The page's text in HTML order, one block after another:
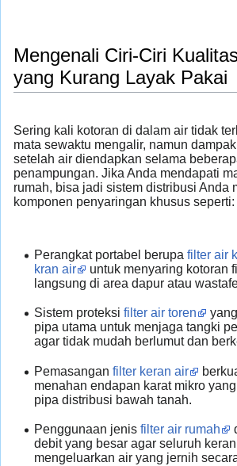
Mengenali Ciri-Ciri
yang Kurang Layak Pakai
Sering kali kotoran di dalam air tidak
mata sewaktu mengalir, namun
setelah air diendapkan selama
penampungan. Jika Anda mendapati
rumah, bisa jadi sistem distribusi Anda
komponen penyaringan khusus seperti:
Perangkat portabel berupa filter air
kran air
untuk menyaring kotoran
langsung di area dapur atau
Sistem proteksi filter air toren
pipa utama untuk menjaga tangki
agar tidak mudah berlumut dan
Pemasangan filter keran air
menahan endapan karat mikro
pipa distribusi bawah tanah.
Penggunaan jenis filter air rumah
debit yang besar agar seluruh
mengeluarkan air yang jernih